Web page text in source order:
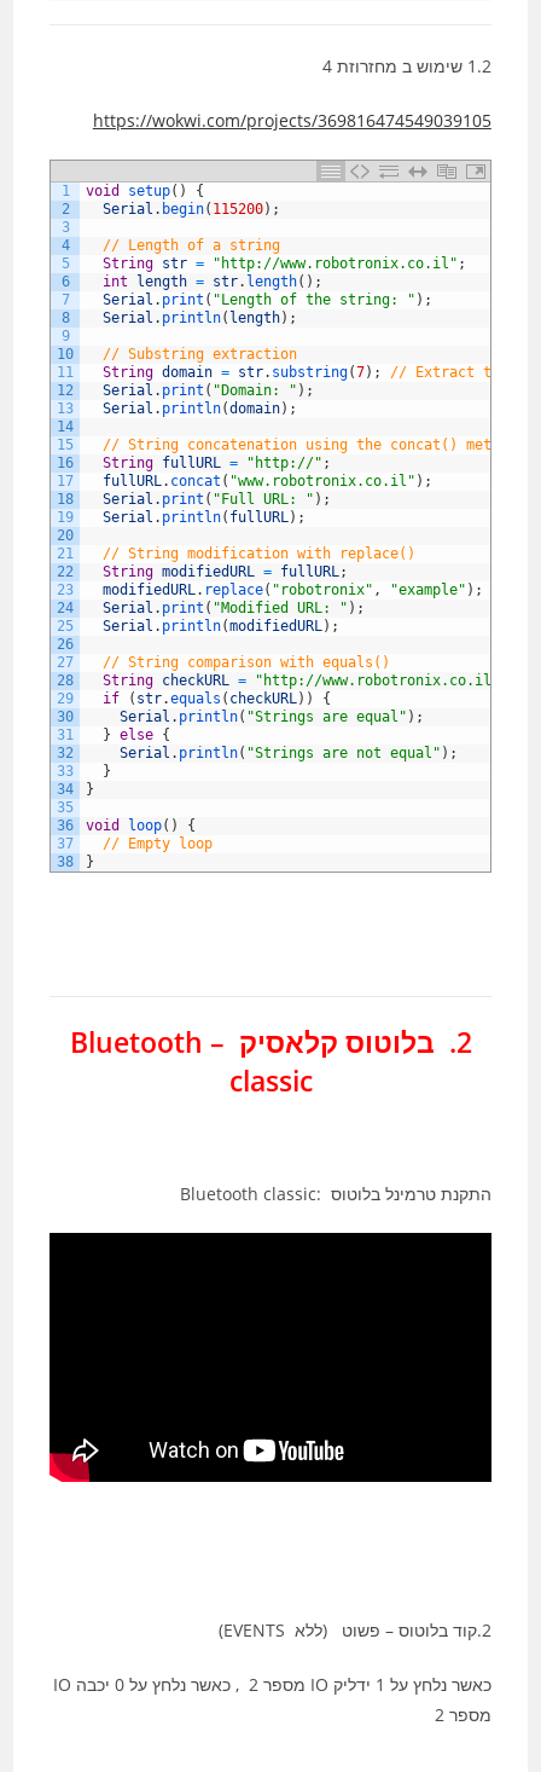
1.2 שימוש ב מחזרוזת 4
https://wokwi.com/projects/369816474549039105
1
2
3
4
5
6
7
8
9
10
11
12
13
14
15
16
17
18
19
20
21
22
23
24
25
26
27
28
29
30
31
32
33
34
35
36
37
38
void setup( )
{
Serial . begin( 115200) ;
// Length of a string
String str = "http://www.robotronix.co.il" ;
int
length = str. length( ) ;
Serial . print ( "Length of the string: " ) ;
Serial . println( length) ;
// Substring extraction
String domain = str. substring(7) ;
// Extract the
Serial . print ( "Domain: " ) ;
Serial . println(domain) ;
// String concatenation using the concat() method
String fullURL = "http://" ;
fullURL. concat ( "www.robotronix.co.il" ) ;
Serial . print ( "Full URL: " ) ;
Serial . println( fullURL) ;
// String modification with replace()
String modifiedURL = fullURL;
modifiedURL. replace( "robotronix" , "example" ) ;
Serial . print ( "Modified URL: " ) ;
Serial . println(modifiedURL) ;
// String comparison with equals()
String checkURL = "http://www.robotronix.co.il"
if
( str.equals ( checkURL) )
{
Serial . println( "Strings are equal" ) ;
} else {
Serial . println( "Strings are not equal" ) ;
}
}
void loop( )
{
// Empty loop
}
2. בלוטוס קלאסיק – Bluetooth
classic
התקנת טרמינל בלוטוס :Bluetooth classic
2.קוד בלוטוס – פשוט (ללא EVENTS)
כאשר נלחץ על 1 ידליק IO מספר 2 , כאשר נלחץ על 0 יכבה IO
מספר 2